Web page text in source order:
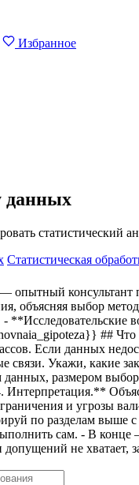
Избранное
данных
статистический
Статистическая
опытный консультант
объясняя выбор
- **Исследовательские
## Что
Если данных
связи. Укажи, какие
размером
Интерпретация.**
и угрозы
по разделам
сам. - В
не хватает,